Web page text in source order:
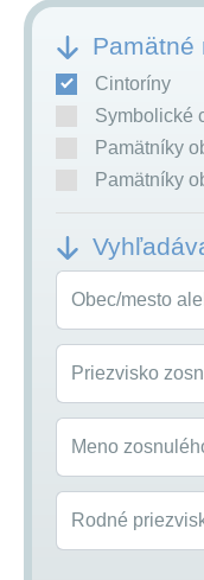
Pamätné
Cintoríny
Symbolické
Pamätníky
Pamätníky
Obec/mesto
Priezvisko
Meno
Rodné